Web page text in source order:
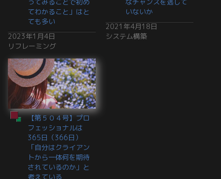
ってみることで初め
てわかること」はと
ても多い
2023年1月4日
リフレーミング
なチャンスを逃して
いないか
2021年4月18日
システム構築
【第５０４号】プロ
フェッショナルは
365日（366日）
「自分はクライアン
トから一体何を期待
されているのか」と
考えている